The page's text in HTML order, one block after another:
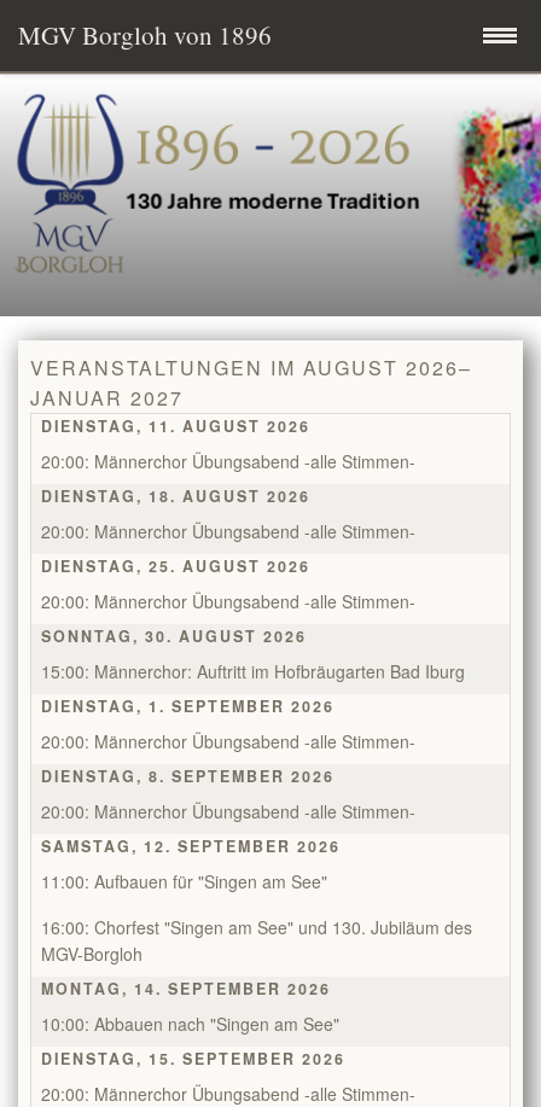
MGV Borgloh von 1896
Zum
Inhalt
springen
Startseite
Termine
MGV aktuell
Wissenswertes
Mitglied werden
Mitglieder
TeutoChoriFeen
TeutoChoriFeen
TeutoChoriFeen-Termine
TeutoChoriFeen Einblicke
TeutoChoriFeen Vorstand
TeutoChoriFeen intern
TeutoMusiKids
TeutoMusiKids
TeutoMusiKids-Termine
TeutoMusiKids News
VERANSTALTUNGEN IM AUGUST 2026–
JANUAR 2027
DIENSTAG, 11. AUGUST 2026
20:00: Männerchor Übungsabend -alle Stimmen-
DIENSTAG, 18. AUGUST 2026
20:00: Männerchor Übungsabend -alle Stimmen-
DIENSTAG, 25. AUGUST 2026
20:00: Männerchor Übungsabend -alle Stimmen-
SONNTAG, 30. AUGUST 2026
15:00: Männerchor: Auftritt im Hofbräugarten Bad Iburg
DIENSTAG, 1. SEPTEMBER 2026
20:00: Männerchor Übungsabend -alle Stimmen-
DIENSTAG, 8. SEPTEMBER 2026
20:00: Männerchor Übungsabend -alle Stimmen-
SAMSTAG, 12. SEPTEMBER 2026
11:00: Aufbauen für "Singen am See"
16:00: Chorfest "Singen am See" und 130. Jubiläum des
MGV-Borgloh
MONTAG, 14. SEPTEMBER 2026
10:00: Abbauen nach "Singen am See"
DIENSTAG, 15. SEPTEMBER 2026
20:00: Männerchor Übungsabend -alle Stimmen-